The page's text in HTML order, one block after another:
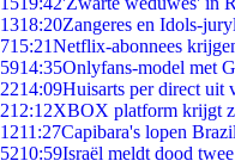
1318:20Zangeres en Idols-
715:21Netflix-abonnees
5914:35Onlyfans-model met
2214:09Huisarts per direct uit
212:12XBOX platform krijgt
1211:27Capibara's lopen
5210:59Israël meldt dood